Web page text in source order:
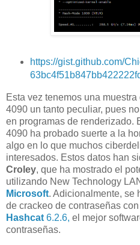
https://gist.github.com/
Esta vez tenemos una
4090 un tanto peculiar, pues
en programas de renderizado.
4090 ha probado suerte a la
algo en lo que muchos
interesados. Estos datos han
Croley, que ha mostrado el
utilizando New Technology
Microsoft. Adicionalmente, se
de crackeo de contraseñas
Hashcat 6.2.6, el mejor
contraseñas.